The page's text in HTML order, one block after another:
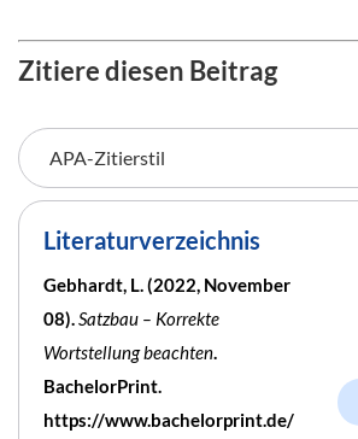
Zitiere diesen Beitrag
Literaturverzeichnis
Gebhardt, L. (2022, November
08).Satzbau – Korrekte
Wortstellung beachten.
BachelorPrint.
https://www.bachelorprint.de/